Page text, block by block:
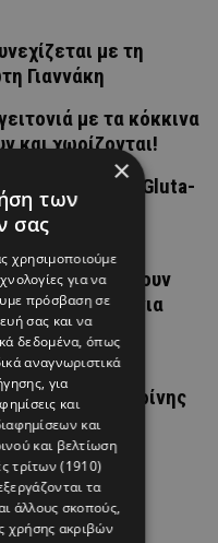
με τη
Γιαννάκη
με τα κόκκινα
και χωρίζονται!
σειρά Gluta-
στην
παρουσιάζουν
«Προσωρινά για
φιλί με
της Σαντορίνης
×
των
σας
χρησιμοποιούμε
για να
πρόσβαση σε
σας και να
δεδομένα, όπως
αναγνωριστικά
για
και
και
και βελτίωση
τρίτων (1910)
τα
άλλους σκοπούς,
χρήσης ακριβών